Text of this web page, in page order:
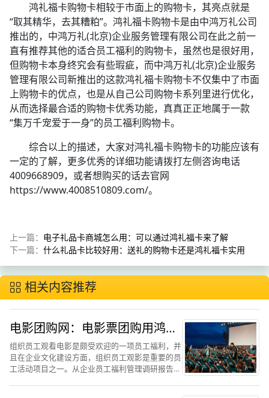
鸿礼福卡购物卡相较于市面上的购物卡，其亮点就是
“取其精华，去其糟粕”。鸿礼福卡购物卡是由中鸿万礼公司
推出的，中鸿万礼(北京)企业服务管理有限公司在此之前一
直有推荐其他的适合员工福利的购物卡，虽然也是很好用，
但购物卡本身终究会有些瑕疵，而中鸿万礼(北京)企业服务
管理有限公司新推出的这款鸿礼福卡购物卡不仅集中了市面
上购物卡的优点，也是从自己公司购物卡系列里进行优化，
从而选择最合适的购物卡优秀功能，真真正正地属于一款
“集万千宠爱于一身”的员工福利购物卡。
综合以上的描述，大家对鸿礼福卡购物卡的功能应该有
一定的了解，更多优秀的详细功能请拨打左侧咨询电话
4009668909，或者想购买的话去官网
https://www.4008510809.com/。
上一篇： 电子礼品卡商城怎么用：可以通过鸿礼福卡来了解
下一篇： 什么礼品卡比较好用：送礼的购物卡还是鸿礼福卡实用
相关内容推荐
电影团购网：电影票团购用鸿礼
福卡兑换节省30%
组织员工观看电影是颇受欢迎的一项员工福利，并
且在企业文化建设方面，组织员工观影是重要的员
工活动项目之一。从企业员工福利管理调研报告数